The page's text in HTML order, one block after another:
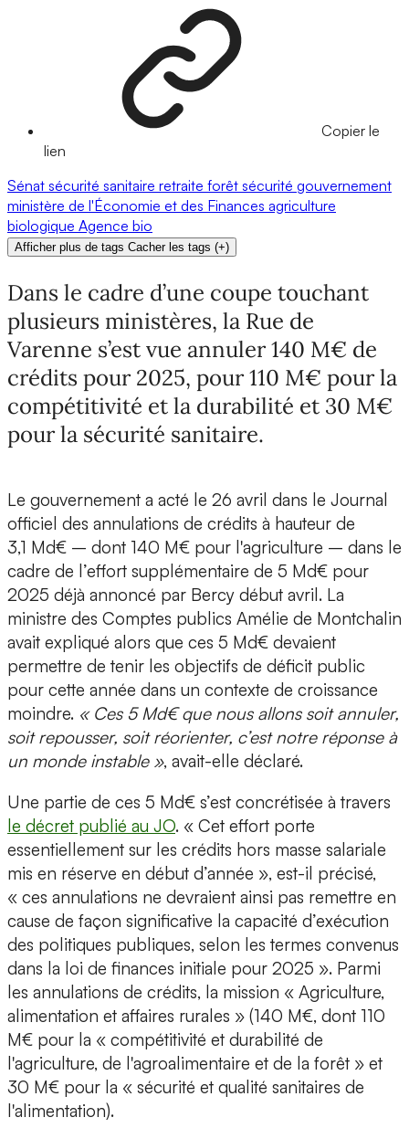
Copier le
lien
Sénat sécurité sanitaire retraite forêt sécurité gouvernement
ministère de l'Économie et des Finances agriculture
biologique Agence bio
Afficher plus de tags Cacher les tags (+)
Dans le cadre d’une coupe touchant
plusieurs ministères, la Rue de
Varenne s’est vue annuler 140 M€ de
crédits pour 2025, pour 110 M€ pour la
compétitivité et la durabilité et 30 M€
pour la sécurité sanitaire.
Le gouvernement a acté le 26 avril dans le Journal
officiel des annulations de crédits à hauteur de
3,1 Md€ – dont 140 M€ pour l'agriculture – dans le
cadre de l’effort supplémentaire de 5 Md€ pour
2025 déjà annoncé par Bercy début avril. La
ministre des Comptes publics Amélie de Montchalin
avait expliqué alors que ces 5 Md€ devaient
permettre de tenir les objectifs de déficit public
pour cette année dans un contexte de croissance
moindre. « Ces 5 Md€ que nous allons soit annuler,
soit repousser, soit réorienter, c’est notre réponse à
un monde instable », avait-elle déclaré.
Une partie de ces 5 Md€ s’est concrétisée à travers
le décret publié au JO. « Cet effort porte
essentiellement sur les crédits hors masse salariale
mis en réserve en début d’année », est-il précisé,
« ces annulations ne devraient ainsi pas remettre en
cause de façon significative la capacité d’exécution
des politiques publiques, selon les termes convenus
dans la loi de finances initiale pour 2025 ». Parmi
les annulations de crédits, la mission « Agriculture,
alimentation et affaires rurales » (140 M€, dont 110
M€ pour la « compétitivité et durabilité de
l'agriculture, de l'agroalimentaire et de la forêt » et
30 M€ pour la « sécurité et qualité sanitaires de
l'alimentation).